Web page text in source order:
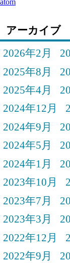
atom
アーカイブ
2026年2月
2025年8月
2025年4月
2024年12月
2024年9月
2024年5月
2024年1月
2023年10月
2023年7月
2023年3月
2022年12月
2022年9月